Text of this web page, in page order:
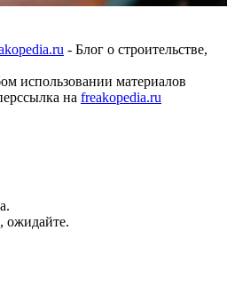
- Блог о строительстве,
использовании материалов
на freakopedia.ru
ожидайте.